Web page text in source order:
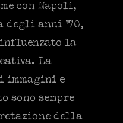
con Napoli,
degli anni ’70,
influenzato la
La
immagini e
sono sempre
della